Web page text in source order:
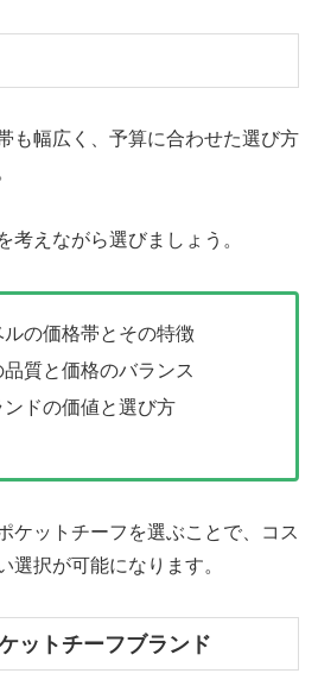
も幅広く、予算に合わせた選び方
考えながら選びましょう。
の価格帯とその特徴
品質と価格のバランス
ドの価値と選び方
ケットチーフを選ぶことで、コス
選択が可能になります。
ットチーフブランド